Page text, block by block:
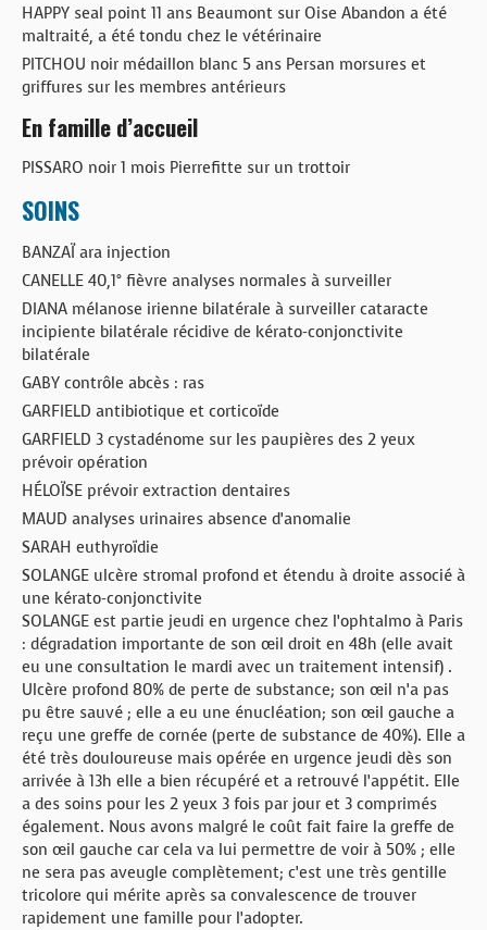
HAPPY seal point 11 ans Beaumont sur Oise Abandon a été
maltraité, a été tondu chez le vétérinaire
PITCHOU noir médaillon blanc 5 ans Persan morsures et
griffures sur les membres antérieurs
En famille d’accueil
PISSARO noir 1 mois Pierrefitte sur un trottoir
SOINS
BANZAÏ ara injection
CANELLE 40,1° fièvre analyses normales à surveiller
DIANA mélanose irienne bilatérale à surveiller cataracte
incipiente bilatérale récidive de kérato-conjonctivite
bilatérale
GABY contrôle abcès : ras
GARFIELD antibiotique et corticoïde
GARFIELD 3 cystadénome sur les paupières des 2 yeux
prévoir opération
HÉLOÏSE prévoir extraction dentaires
MAUD analyses urinaires absence d’anomalie
SARAH euthyroïdie
SOLANGE ulcère stromal profond et étendu à droite associé à
une kérato-conjonctivite
SOLANGE est partie jeudi en urgence chez l’ophtalmo à Paris
: dégradation importante de son œil droit en 48h (elle avait
eu une consultation le mardi avec un traitement intensif) .
Ulcère profond 80% de perte de substance; son œil n’a pas
pu être sauvé ; elle a eu une énucléation; son œil gauche a
reçu une greffe de cornée (perte de substance de 40%). Elle a
été très douloureuse mais opérée en urgence jeudi dès son
arrivée à 13h elle a bien récupéré et a retrouvé l’appétit. Elle
a des soins pour les 2 yeux 3 fois par jour et 3 comprimés
également. Nous avons malgré le coût fait faire la greffe de
son œil gauche car cela va lui permettre de voir à 50% ; elle
ne sera pas aveugle complètement; c’est une très gentille
tricolore qui mérite après sa convalescence de trouver
rapidement une famille pour l’adopter.